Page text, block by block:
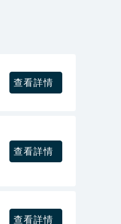
查看詳情
查看詳情
查看詳情